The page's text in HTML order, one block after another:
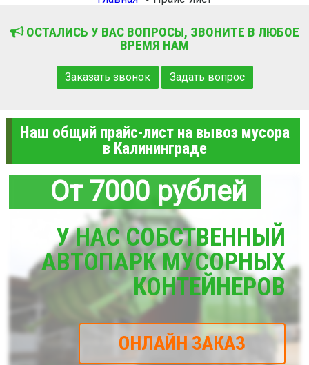
ОСТАЛИСЬ У ВАС ВОПРОСЫ, ЗВОНИТЕ В ЛЮБОЕ
ВРЕМЯ НАМ
Заказать звонок Задать вопрос
Наш общий прайс-лист на вывоз мусора
в Калининграде
От 7000 рублей
У НАС СОБСТВЕННЫЙ
АВТОПАРК МУСОРНЫХ
КОНТЕЙНЕРОВ
ОНЛАЙН ЗАКАЗ